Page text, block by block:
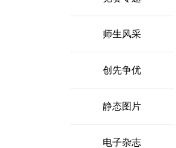
师生风采
创先争优
静态图片
电子杂志